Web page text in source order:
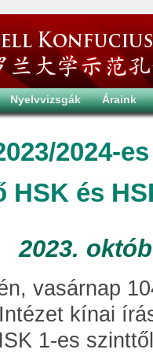
Nyelvvizsgák Áraink
2024-
HSK és
2023.
vasárnap
kínai
1-es